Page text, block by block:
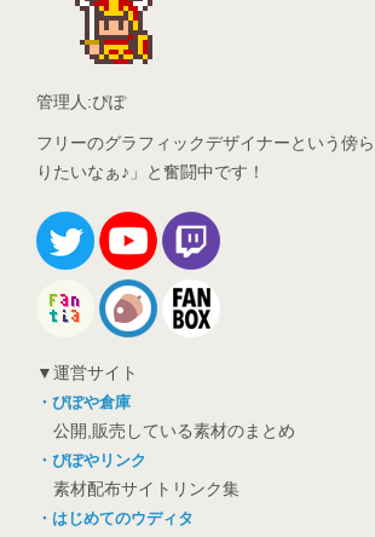
管理人:ぴぽ
フリーのグラフィックデザイナーという傍
りたいなぁ♪」と奮闘中です！
▼運営サイト
・ぴぽや倉庫
公開,販売している素材のまとめ
・ぴぽやリンク
素材配布サイトリンク集
・はじめてのウディタ